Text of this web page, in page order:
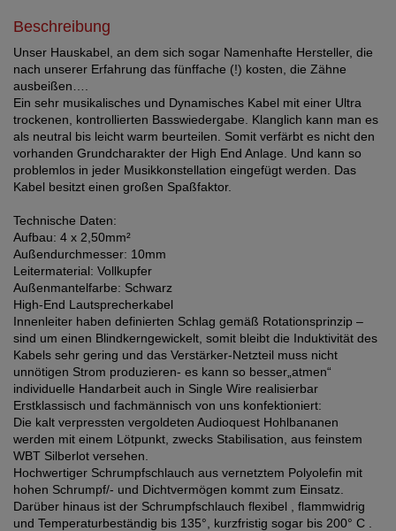
Beschreibung
Unser Hauskabel, an dem sich sogar Namenhafte Hersteller, die
nach unserer Erfahrung das fünffache (!) kosten, die Zähne
ausbeißen….
Ein sehr musikalisches und Dynamisches Kabel mit einer Ultra
trockenen, kontrollierten Basswiedergabe. Klanglich kann man es
als neutral bis leicht warm beurteilen. Somit verfärbt es nicht den
vorhanden Grundcharakter der High End Anlage. Und kann so
problemlos in jeder Musikkonstellation eingefügt werden. Das
Kabel besitzt einen großen Spaßfaktor.
Technische Daten:
Aufbau: 4 x 2,50mm²
Außendurchmesser: 10mm
Leitermaterial: Vollkupfer
Außenmantelfarbe: Schwarz
High-End Lautsprecherkabel
Innenleiter haben definierten Schlag gemäß Rotationsprinzip –
sind um einen Blindkerngewickelt, somit bleibt die Induktivität des
Kabels sehr gering und das Verstärker-Netzteil muss nicht
unnötigen Strom produzieren- es kann so besser„atmen“
individuelle Handarbeit auch in Single Wire realisierbar
Erstklassisch und fachmännisch von uns konfektioniert:
Die kalt verpressten vergoldeten Audioquest Hohlbananen
werden mit einem Lötpunkt, zwecks Stabilisation, aus feinstem
WBT Silberlot versehen.
Hochwertiger Schrumpfschlauch aus vernetztem Polyolefin mit
hohen Schrumpf/- und Dichtvermögen kommt zum Einsatz.
Darüber hinaus ist der Schrumpfschlauch flexibel , flammwidrig
und Temperaturbeständig bis 135°, kurzfristig sogar bis 200° C .